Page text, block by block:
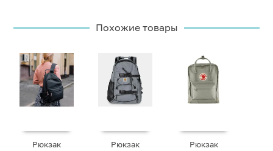
Похожие товары
Рюкзак
Рюкзак
Рюкзак